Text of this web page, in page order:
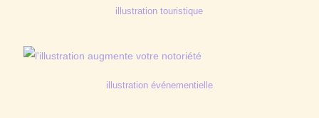
illustration touristique
illustration événementielle